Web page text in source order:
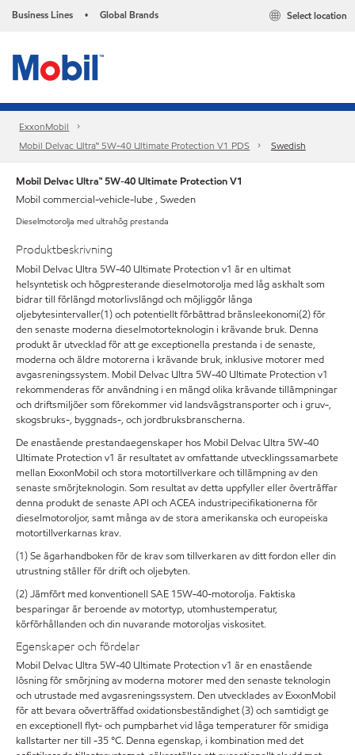
Business Lines • Global Brands Select location
ExxonMobil
Mobil Delvac Ultra™ 5W-40 Ultimate Protection V1 PDS
Swedish
Mobil Delvac Ultra™ 5W-40 Ultimate Protection V1
Mobil commercial-vehicle-lube , Sweden
Dieselmotorolja med ultrahög prestanda
Produktbeskrivning
Mobil Delvac Ultra 5W-40 Ultimate Protection v1 är en ultimat
helsyntetisk och högpresterande dieselmotorolja med låg askhalt som
bidrar till förlängd motorlivslängd och möjliggör långa
oljebytesintervaller(1) och potentiellt förbättrad bränsleekonomi(2) för
den senaste moderna dieselmotorteknologin i krävande bruk. Denna
produkt är utvecklad för att ge exceptionella prestanda i de senaste,
moderna och äldre motorerna i krävande bruk, inklusive motorer med
avgasreningssystem. Mobil Delvac Ultra 5W-40 Ultimate Protection v1
rekommenderas för användning i en mängd olika krävande tillämpningar
och driftsmiljöer som förekommer vid landsvägstransporter och i gruv-,
skogsbruks-, byggnads-, och jordbruksbranscherna.
De enastående prestandaegenskaper hos Mobil Delvac Ultra 5W-40
Ultimate Protection v1 är resultatet av omfattande utvecklingssamarbete
mellan ExxonMobil och stora motortillverkare och tillämpning av den
senaste smörjteknologin. Som resultat av detta uppfyller eller överträffar
denna produkt de senaste API och ACEA industripecifikationerna för
dieselmotoroljor, samt många av de stora amerikanska och europeiska
motortillverkarnas krav.
(1) Se ägarhandboken för de krav som tillverkaren av ditt fordon eller din
utrustning ställer för drift och oljebyten.
(2) Jämfört med konventionell SAE 15W-40-motorolja. Faktiska
besparingar är beroende av motortyp, utomhustemperatur,
körförhållanden och din nuvarande motoroljas viskositet.
Egenskaper och fördelar
Mobil Delvac Ultra 5W-40 Ultimate Protection v1 är en enastående
lösning för smörjning av moderna motorer med den senaste teknologin
och utrustade med avgasreningssystem. Den utvecklades av ExxonMobil
för att bevara oöverträffad oxidationsbeständighet (3) och samtidigt ge
en exceptionell flyt- och pumpbarhet vid låga temperaturer för smidiga
kallstarter ner till -35 °C. Denna egenskap, i kombination med det